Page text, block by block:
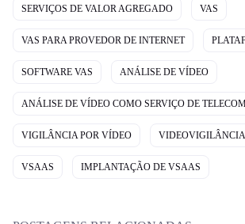
SERVIÇOS DE VALOR AGREGADO VAS
VAS PARA PROVEDOR DE INTERNET
SOFTWARE VAS ANÁLISE DE VÍDEO
ANÁLISE DE VÍDEO COMO SERVIÇO DE
VIGILÂNCIA POR VÍDEO
VSAAS IMPLANTAÇÃO DE VSAAS